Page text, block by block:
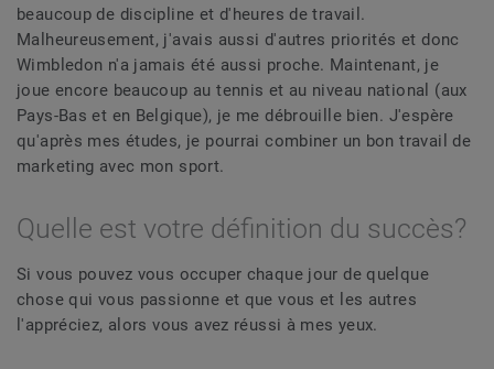
beaucoup de discipline et d'heures de travail.
Malheureusement, j'avais aussi d'autres priorités et donc
Wimbledon n'a jamais été aussi proche. Maintenant, je
joue encore beaucoup au tennis et au niveau national (aux
Pays-Bas et en Belgique), je me débrouille bien. J'espère
qu'après mes études, je pourrai combiner un bon travail de
marketing avec mon sport.
Quelle est votre définition du succès?
Si vous pouvez vous occuper chaque jour de quelque
chose qui vous passionne et que vous et les autres
l'appréciez, alors vous avez réussi à mes yeux.